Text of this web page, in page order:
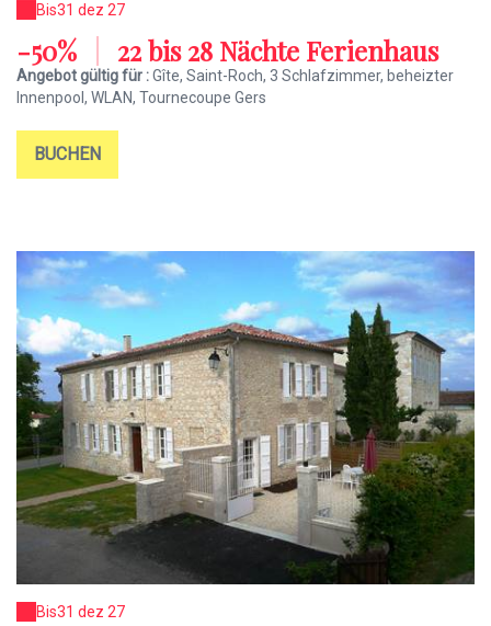
Bis31 dez 27
-50% 22 bis 28 Nächte Ferienhaus
Angebot gültig für :Gîte, Saint-Roch, 3 Schlafzimmer, beheizter
Innenpool, WLAN, Tournecoupe Gers
BUCHEN
Bis31 dez 27